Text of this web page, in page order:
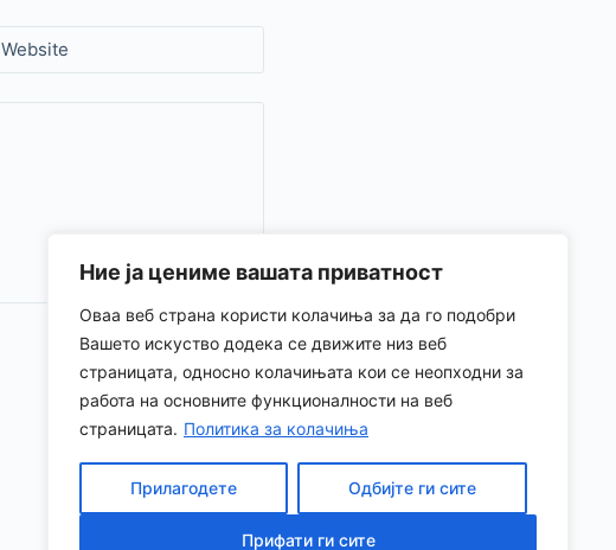
Ние ја цениме вашата приватност
Оваа веб страна користи колачиња за да го подобри
Вашето искуство додека се движите низ веб
страницата, односно колачињата кои се неопходни за
работа на основните функционалности на веб
страницата. Политика за колачиња
Прилагодете Одбијте ги сите
Прифати ги сите
Website